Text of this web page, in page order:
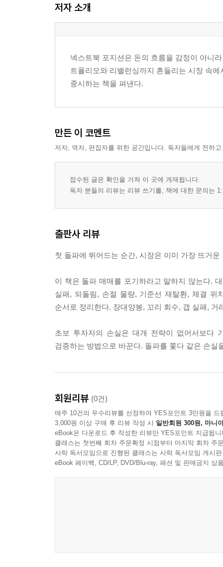
1절. 박스권 압축과 에너지 축적
2절. 첫 돌파의 실패 판정
4장. 매수 타이밍의 좁은 문
1절. 기준선 재탈환의 첫 조건
5장. 손절선과 포지션 크기의 생존 공식
1절. 실패 인정 가격의 사전 고정
2절. 손실률보다 앞선 손실금액
3절. 절반 진입과 추가 진입의 위험
6장. 재돌파 파동의 네 가지 유형
1절. 장대양봉 재돌파의 속도형
2절. 꼬리 회수 재돌파의 방어형
4절. 거래량 공백 재돌파의 함정형
7장. 돌파 실패 속 수급의 흔적
2절. 털림과 분산의 차이
3절. 뉴스·공시·테마의 가격 왜곡
1절. 1차 목표가와 잔여 물량의 분리
2절. 전고점 돌파 후 되밀림
3절. 추세 연장과 과열의 구분
4절. 수익 보호의 시간 기준
9장. 장세별 재돌파 전략의 변형
저자 소개
넥스트북 포지션은 돈의 흐름을 감정이 아니
트폴리오와 리밸런싱까지 흔들리는 시장 속
중시하는 책을 펴낸다.
만든 이 코멘트
저자, 역자, 편집자를 위한 공간입니다. 독자들에게 전하
접수된 글은 확인을 거쳐 이 곳에 게재됩니다.
독자 분들의 리뷰는 리뷰 쓰기를, 책에 대한 문의는
출판사 리뷰
첫 돌파에 뛰어드는 순간, 시장은 이미 가장 뜨거
이 책은 돌파 매매를 포기하라고 말하지 않는다.
실패, 되돌림, 손절 물량, 기준선 재탈환, 체결
순서로 정리한다. 장대양봉, 꼬리 회수, 갭 실패,
초보 투자자의 손실은 대개 전략이 없어서보다
검증하는 방법으로 바꾼다. 돌파를 쫓다 같은 손
회원리뷰 (0건)
매주 10건의 우수리뷰를 선정하여 YES포인트 3만원을 드
3,000원 이상 구매 후 리뷰 작성 시 일반회원 300원, 마니
eBook은 다운로드 후 작성한 리뷰만 YES포인트 지급됩니
클래스는 첫번째 회차 주문확정 시점부터 마지막 회차 주
사락 독서모임으로 진행된 클래스는 사락 독서모임 게시
eBook 페이백, CD/LP, DVD/Blu-ray, 패션 및 판매금지 상